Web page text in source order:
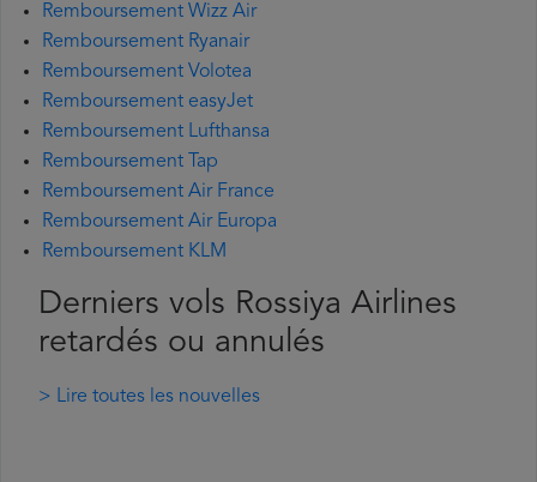
Remboursement Wizz Air
Remboursement Ryanair
Remboursement Volotea
Remboursement easyJet
Remboursement Lufthansa
Remboursement Tap
Remboursement Air France
Remboursement Air Europa
Remboursement KLM
Derniers vols Rossiya Airlines
retardés ou annulés
> Lire toutes les nouvelles